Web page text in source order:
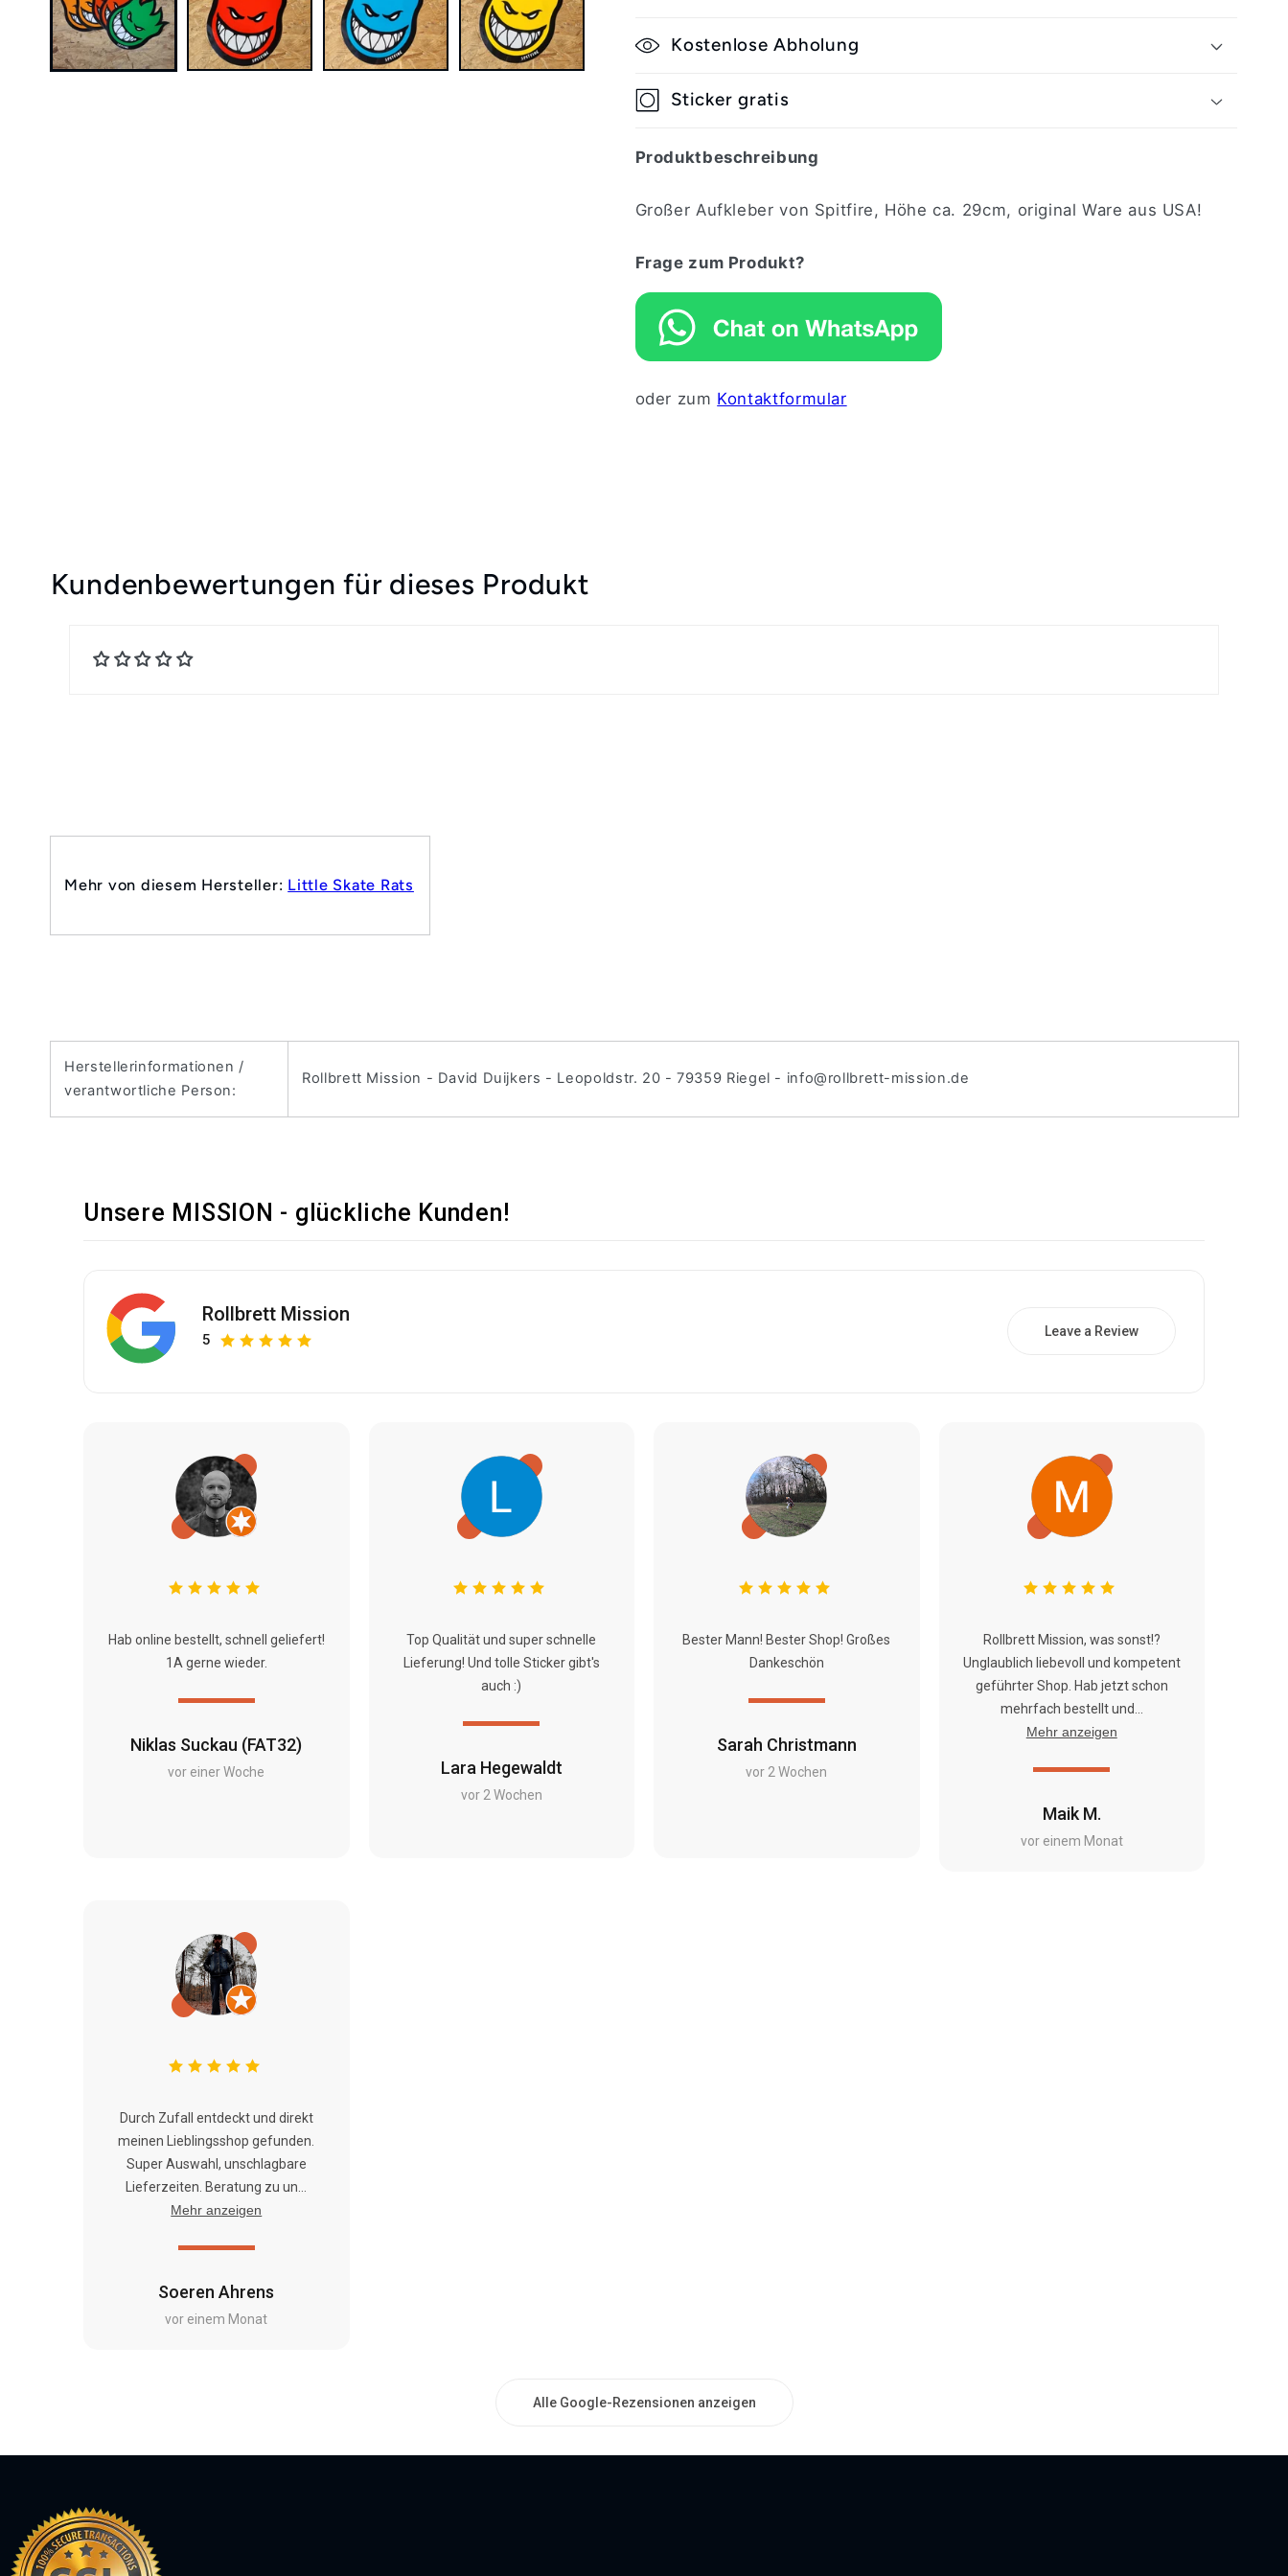
Kostenlose Abholung
Sticker gratis
Produktbeschreibung
Großer Aufkleber von Spitfire, Höhe ca. 29cm, original Ware aus USA!
Frage zum Produkt?
oder zum Kontaktformular
Kundenbewertungen für dieses Produkt
Mehr von diesem Hersteller: Little Skate Rats
Herstellerinformationen /
verantwortliche Person:
Rollbrett Mission - David Duijkers - Leopoldstr. 20 - 79359 Riegel - info@rollbrett-mission.de
Unsere MISSION - glückliche Kunden!
Rollbrett Mission
5 Leave a Review
Niklas Suckau (FAT32)
vor einer Woche
Hab online bestellt, schnell geliefert!
1A gerne wieder.
Lara Hegewaldt
vor 2 Wochen
Top Qualität und super schnelle
Lieferung! Und tolle Sticker gibt's
auch :)
Sarah Christmann
vor 2 Wochen
Bester Mann! Bester Shop! Großes
Dankeschön
Maik M.
vor einem Monat
Rollbrett Mission, was sonst!?
Unglaublich liebevoll und kompetent
geführter Shop. Hab jetzt schon
mehrfach bestellt und...
Mehr anzeigen
Soeren Ahrens
vor einem Monat
Durch Zufall entdeckt und direkt
meinen Lieblingsshop gefunden.
Super Auswahl, unschlagbare
Lieferzeiten. Beratung zu un...
Mehr anzeigen
Alle Google-Rezensionen anzeigen